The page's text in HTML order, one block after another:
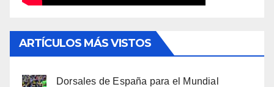
ARTÍCULOS MÁS VISTOS
Dorsales de España para el Mundial